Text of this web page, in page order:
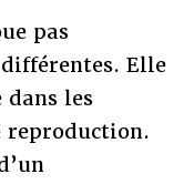
pas
différentes. Elle
les
reproduction.